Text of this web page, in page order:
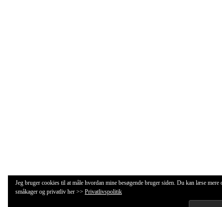
Jeg bruger cookies til at måle hvordan mine besøgende bruger siden. Du kan læse mere
småkager og privatliv her >> Privatlivspolitik